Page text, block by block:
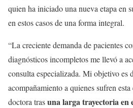
quien ha iniciado una nueva etapa en
en estos casos de una forma integral.
“La creciente demanda de pacientes
diagnósticos incompletos me llevó a
consulta especializada. Mi objetivo es
acompañamiento a quienes sufren
doctora trasuna larga trayectoria en